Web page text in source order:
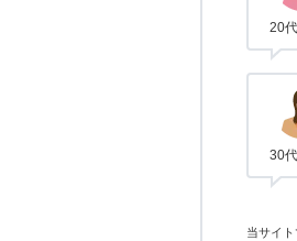
20
30
当サイ